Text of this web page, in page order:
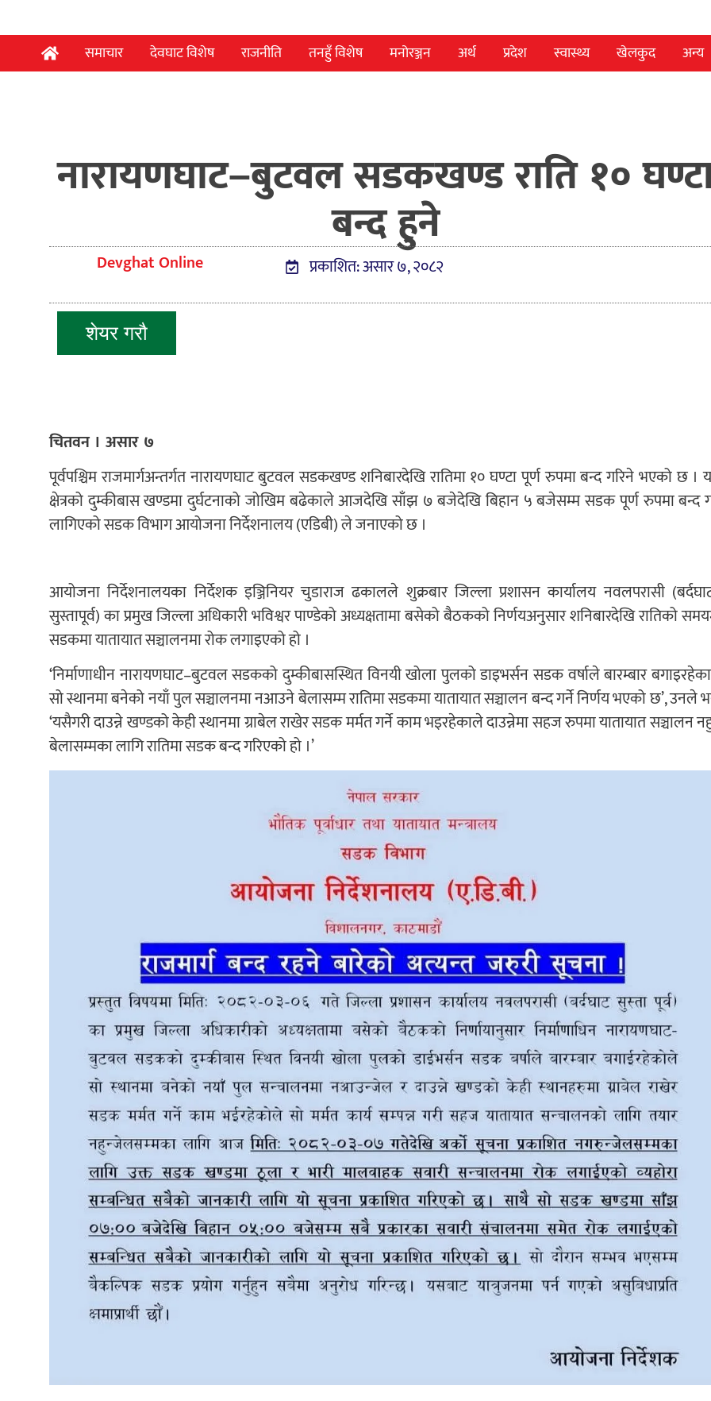
समाचार देवघाट विशेष राजनीति तनहुँ विशेष मनोरञ्जन अर्थ प्रदेश स्वास्थ्य खेलकुद अन्य
नारायणघाट–बुटवल सडकखण्ड राति १०
बन्द हुने
Devghat Online प्रकाशित: असार ७, २०८२
शेयर गरौ
चितवन । असार ७
पूर्वपश्चिम राजमार्गअन्तर्गत नारायणघाट बुटवल सडकखण्ड शनिबारदेखि रातिमा १० घण्टा पूर्ण रुपमा बन्द गरिने भएको छ ।
क्षेत्रको दुम्कीबास खण्डमा दुर्घटनाको जोखिम बढेकाले आजदेखि साँझ ७ बजेदेखि बिहान ५ बजेसम्म सडक पूर्ण रुपमा बन्द
लागिएको सडक विभाग आयोजना निर्देशनालय (एडिबी) ले जनाएको छ ।
आयोजना निर्देशनालयका निर्देशक इञ्जिनियर चुडाराज ढकालले शुक्रबार जिल्ला प्रशासन कार्यालय नवलपरासी
सुस्तापूर्व) का प्रमुख जिल्ला अधिकारी भविश्वर पाण्डेको अध्यक्षतामा बसेको बैठकको निर्णयअनुसार शनिबारदेखि रातिको
सडकमा यातायात सञ्चालनमा रोक लगाइएको हो ।
‘निर्माणाधीन नारायणघाट–बुटवल सडकको दुम्कीबासस्थित विनयी खोला पुलको डाइभर्सन सडक वर्षाले बारम्बार
सो स्थानमा बनेको नयाँ पुल सञ्चालनमा नआउने बेलासम्म रातिमा सडकमा यातायात सञ्चालन बन्द गर्ने निर्णय भएको छ’, उनले
‘यसैगरी दाउन्ने खण्डको केही स्थानमा ग्राबेल राखेर सडक मर्मत गर्ने काम भइरहेकाले दाउन्नेमा सहज रुपमा यातायात सञ्चालन
बेलासम्मका लागि रातिमा सडक बन्द गरिएको हो ।’